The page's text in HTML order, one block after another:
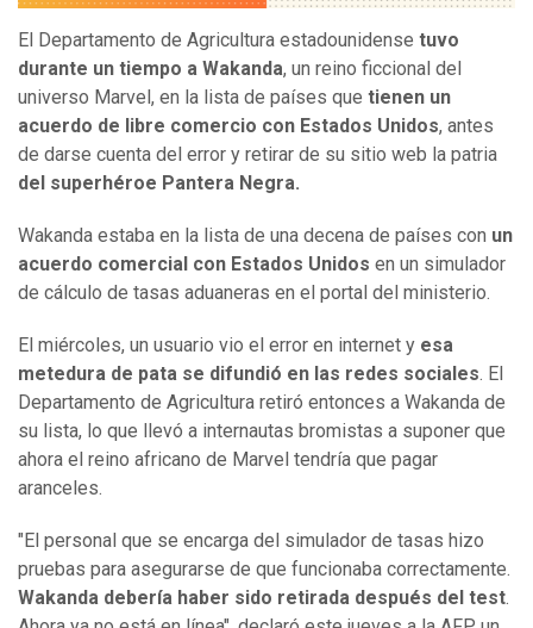
El Departamento de Agricultura estadounidense tuvo
durante un tiempo a Wakanda, un reino ficcional del
universo Marvel, en la lista de países que tienen un
acuerdo de libre comercio con Estados Unidos, antes
de darse cuenta del error y retirar de su sitio web la patria
del superhéroe Pantera Negra.
Wakanda estaba en la lista de una decena de países con un
acuerdo comercial con Estados Unidos en un simulador
de cálculo de tasas aduaneras en el portal del ministerio.
El miércoles, un usuario vio el error en internet y esa
metedura de pata se difundió en las redes sociales. El
Departamento de Agricultura retiró entonces a Wakanda de
su lista, lo que llevó a internautas bromistas a suponer que
ahora el reino africano de Marvel tendría que pagar
aranceles.
"El personal que se encarga del simulador de tasas hizo
pruebas para asegurarse de que funcionaba correctamente.
Wakanda debería haber sido retirada después del test.